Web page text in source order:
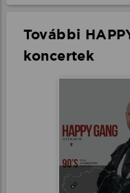
További
koncertek